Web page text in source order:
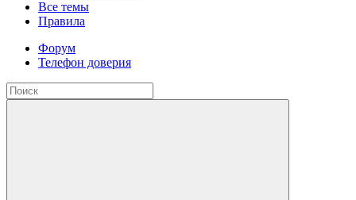
Все темы
Правила
Форум
Телефон доверия